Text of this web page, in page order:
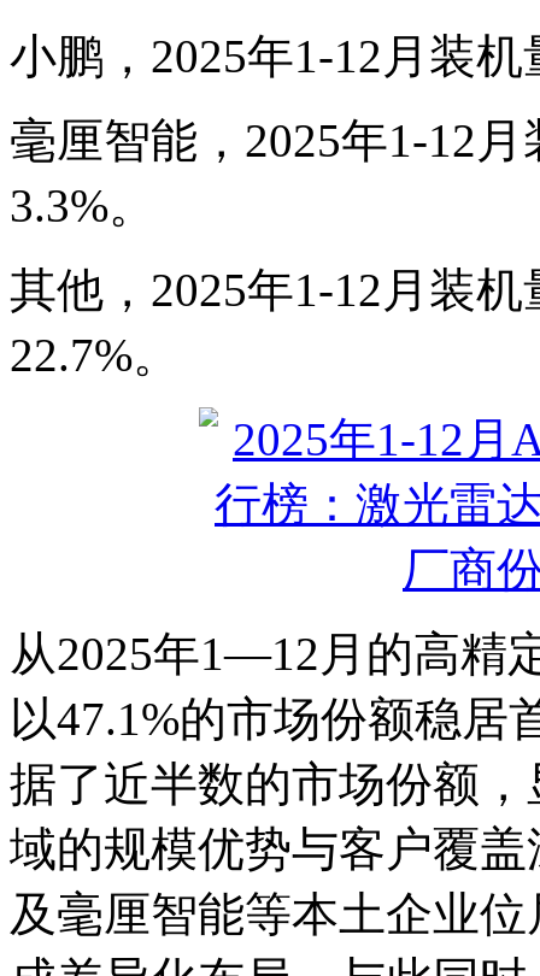
小鹏，2025年1-12月装
毫厘智能，2025年1-12
3.3%。
其他，2025年1-12月装
22.7%。
从2025年1—12月的高精
以47.1%的市场份额稳居
据了近半数的市场份额
域的规模优势与客户覆
及毫厘智能等本土企业